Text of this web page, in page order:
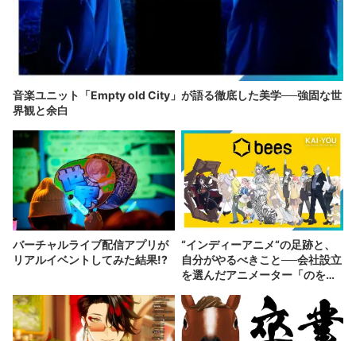
音楽ユニット「Empty old City」が語る徹底した美学──強固な世
界観と余白
バーチャルライブ配信アプリが
リアルイベントしてみた結果!?
“インディーアニメ“の足跡と、
自分がやるべきこと──会社設立
を選んだアニメーター「のを